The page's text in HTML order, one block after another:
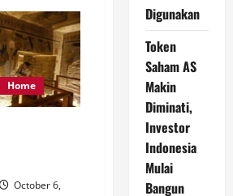
Home
October 6,
Digunakan
Token
Saham AS
Makin
Diminati,
Investor
Indonesia
Mulai
Bangun